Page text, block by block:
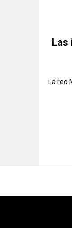
Las
La red